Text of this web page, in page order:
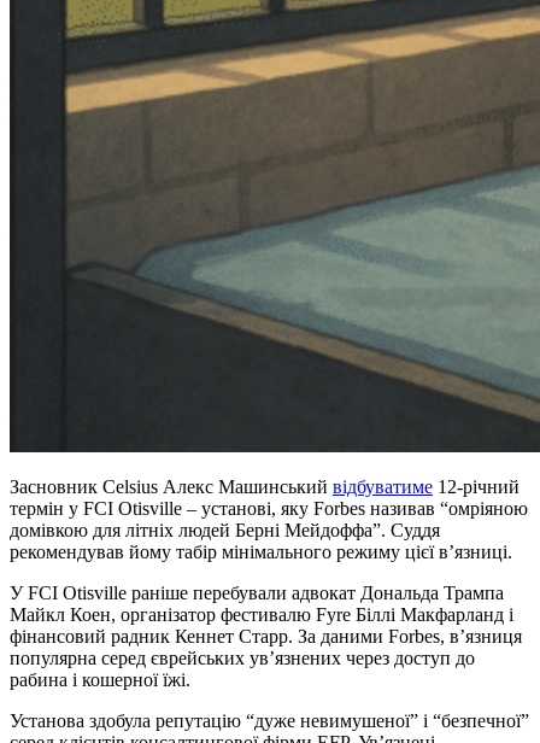
Засновник Celsius Алекс Машинський відбуватиме 12-річний
термін у FCI Otisville – установі, яку Forbes називав “омріяною
домівкою для літніх людей Берні Мейдоффа”. Суддя
рекомендував йому табір мінімального режиму цієї в’язниці.
У FCI Otisville раніше перебували адвокат Дональда Трампа
Майкл Коен, організатор фестивалю Fyre Біллі Макфарланд і
фінансовий радник Кеннет Старр. За даними Forbes, в’язниця
популярна серед єврейських ув’язнених через доступ до
рабина і кошерної їжі.
Установа здобула репутацію “дуже невимушеної” і “безпечної”